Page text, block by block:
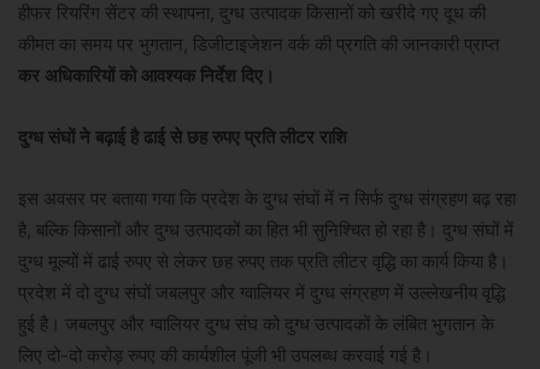
हीफर रियरिंग सेंटर की स्थापना, दुग्ध उत्पादक किसानों को खरीदे गए दूध की
कीमत का समय पर भुगतान, डिजीटाइजेशन वर्क की प्रगति की जानकारी प्राप्त
कर अधिकारियों को आवश्यक निर्देश दिए।
दुग्ध संघों ने बढ़ाई है ढाई से छह रुपए प्रति लीटर राशि
इस अवसर पर बताया गया कि प्रदेश के दुग्ध संघों में न सिर्फ दुग्ध संग्रहण बढ़ रहा
है, बल्कि किसानों और दुग्ध उत्पादकों का हित भी सुनिश्चित हो रहा है। दुग्ध संघों में
दुग्ध मूल्यों में ढाई रुपए से लेकर छह रुपए तक प्रति लीटर वृद्धि का कार्य किया है।
प्रदेश में दो दुग्ध संघों जबलपुर और ग्वालियर में दुग्ध संग्रहण में उल्लेखनीय वृद्धि
हुई है। जबलपुर और ग्वालियर दुग्ध संघ को दुग्ध उत्पादकों के लंबित भुगतान के
लिए दो-दो करोड़ रुपए की कार्यशील पूंजी भी उपलब्ध करवाई गई है।